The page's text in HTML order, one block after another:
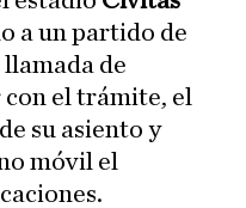
a un partido de
de
el trámite, el
su asiento y
móvil el